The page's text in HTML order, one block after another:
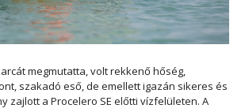
megmutatta, volt rekkenő hőség,
szakadó eső, de emellett igazán sikeres és
zajlott a Procelero SE előtti vízfelületen. A